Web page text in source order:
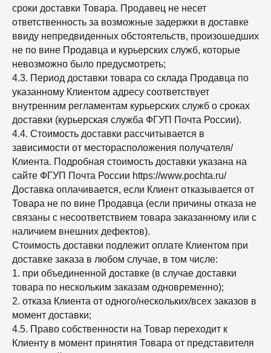
сроки доставки Товара. Продавец не несет
ответственность за возможные задержки в доставке
ввиду непредвиденных обстоятельств, произошедших
не по вине Продавца и курьерских служб, которые
невозможно было предусмотреть;
4.3. Период доставки товара со склада Продавца по
указанному Клиентом адресу соответствует
внутренним регламентам курьерских служб о сроках
доставки (курьерская служба ФГУП Почта России).
4.4. Стоимость доставки рассчитывается в
зависимости от месторасположения получателя/
Клиента. Подробная стоимость доставки указана на
сайте ФГУП Почта России https://www.pochta.ru/
Доставка оплачивается, если Клиент отказывается от
Товара не по вине Продавца (если причины отказа не
связаны с несоответствием товара заказанному или с
наличием внешних дефектов).
Стоимость доставки подлежит оплате Клиентом при
доставке заказа в любом случае, в том числе:
1. при объединенной доставке (в случае доставки
товара по нескольким заказам одновременно);
2. отказа Клиента от одного/нескольких/всех заказов в
момент доставки;
4.5. Право собственности на Товар переходит к
Клиенту в момент принятия Товара от представителя